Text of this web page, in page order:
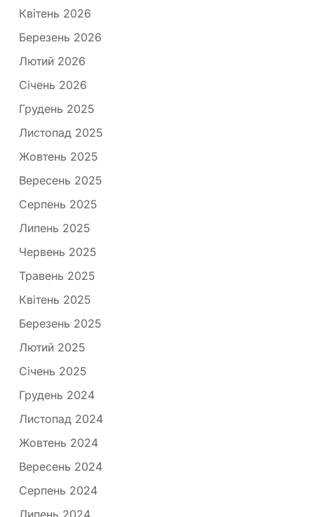
Квітень 2026
Березень 2026
Лютий 2026
Січень 2026
Грудень 2025
Листопад 2025
Жовтень 2025
Вересень 2025
Серпень 2025
Липень 2025
Червень 2025
Травень 2025
Квітень 2025
Березень 2025
Лютий 2025
Січень 2025
Грудень 2024
Листопад 2024
Жовтень 2024
Вересень 2024
Серпень 2024
Липень 2024